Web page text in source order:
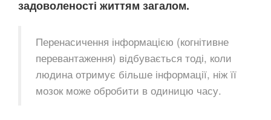
задоволеності життям загалом.
Перенасичення інформацією (когнітивне
перевантаження) відбувається тоді, коли
людина отримує більше інформації, ніж її
мозок може обробити в одиницю часу.